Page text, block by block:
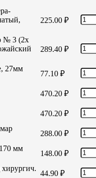
225.00 ₽
№ 3 (2х
289.40 ₽
27мм
77.10 ₽
470.20 ₽
470.20 ₽
288.00 ₽
мм
148.00 ₽
44.90 ₽